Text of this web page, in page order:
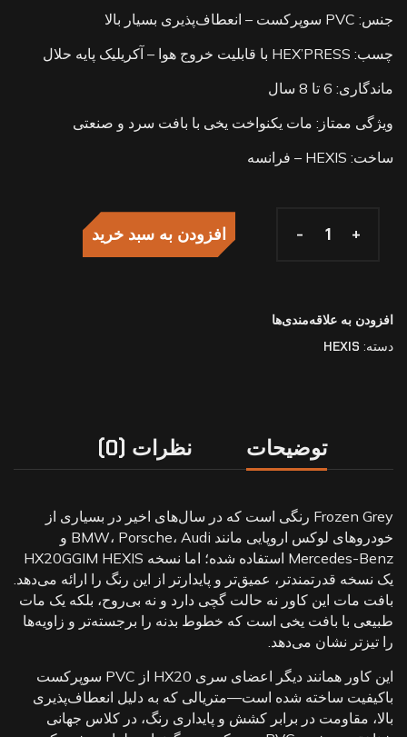
جنس: PVC سوپرکست – انعطاف‌پذیری بسیار بالا
چسب: HEX’PRESS با قابلیت خروج هوا – آکریلیک پایه حلال
ماندگاری: 6 تا 8 سال
ویژگی ممتاز: مات یکنواخت یخی با بافت سرد و صنعتی
ساخت: HEXIS – فرانسه
- +
- + افزودن به سبد خرید
افزودن به علاقه‌مندی‌ها
دسته: HEXIS
توضیحات نظرات (0)
Frozen Grey رنگی است که در سال‌های اخیر در بسیاری از
خودروهای لوکس اروپایی مانند BMW، Porsche، Audi و
Mercedes-Benz استفاده شده؛ اما نسخه HX20GGIM HEXIS
یک نسخه قدرتمندتر، عمیق‌تر و پایدارتر از این رنگ را ارائه می‌دهد.
بافت مات این کاور نه حالت گچی دارد و نه بی‌روح، بلکه یک مات
طبیعی با بافت یخی است که خطوط بدنه را برجسته‌تر و زاویه‌ها
را تیزتر نشان می‌دهد.
این کاور همانند دیگر اعضای سری HX20 از PVC سوپرکست
باکیفیت ساخته شده است—متریالی که به دلیل انعطاف‌پذیری
بالا، مقاومت در برابر کشش و پایداری رنگ، در کلاس جهانی